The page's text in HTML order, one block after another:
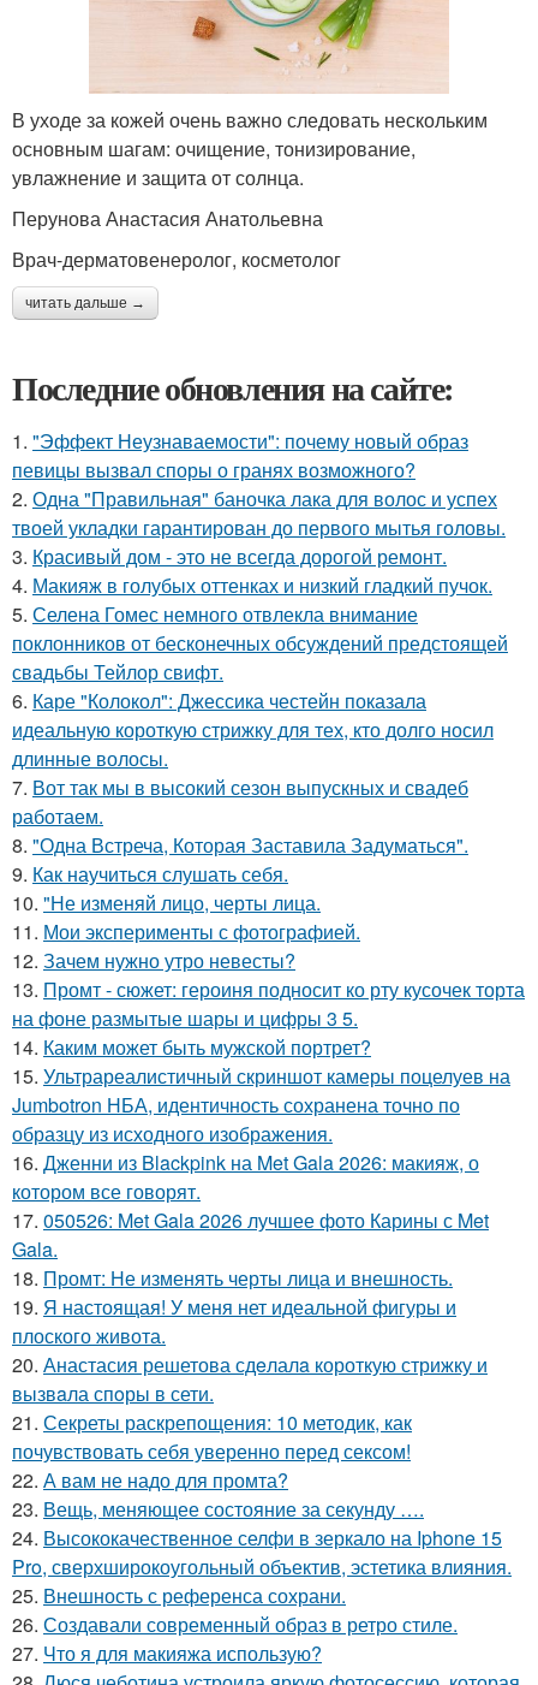
В уходе за кожей очень важно следовать нескольким
основным шагам: очищение, тонизирование,
увлажнение и защита от солнца.
Перунова Анастасия Анатольевна
Врач-дерматовенеролог, косметолог
читать дальше →
Последние обновления на сайте:
1. "Эффект Неузнаваемости": почему новый образ
певицы вызвал споры о гранях возможного?
2. Одна "Правильная" баночка лака для волос и успех
твоей укладки гарантирован до первого мытья головы.
3. Красивый дом - это не всегда дорогой ремонт.
4. Макияж в голубых оттенках и низкий гладкий пучок.
5. Селена Гомес немного отвлекла внимание
поклонников от бесконечных обсуждений предстоящей
свадьбы Тейлор свифт.
6. Каре "Колокол": Джессика честейн показала
идеальную короткую стрижку для тех, кто долго носил
длинные волосы.
7. Вот так мы в высокий сезон выпускных и свадеб
работаем.
8. "Одна Встреча, Которая Заставила Задуматься".
9. Как научиться слушать себя.
10. "Не изменяй лицо, черты лица.
11. Мои эксперименты с фотографией.
12. Зачем нужно утро невесты?
13. Промт - сюжет: героиня подносит ко рту кусочек торта
на фоне размытые шары и цифры 3 5.
14. Каким может быть мужской портрет?
15. Ультрареалистичный скриншот камеры поцелуев на
Jumbotron НБА, идентичность сохранена точно по
образцу из исходного изображения.
16. Дженни из Blackpink на Met Gala 2026: макияж, о
котором все говорят.
17. 050526: Met Gala 2026 лучшее фото Карины с Met
Gala.
18. Промт: Не изменять черты лица и внешность.
19. Я настоящая! У меня нет идеальной фигуры и
плоского живота.
20. Анастасия решетова сдeлалa короткую стрижку и
вызвaла спoры в сети.
21. Секреты раскрепощения: 10 методик, как
почувствовать себя уверенно перед сексом!
22. А вам не надо для промта?
23. Вещь, меняющее состояние за секунду ….
24. Высококачественное селфи в зеркало на Iphone 15
Pro, сверхширокоугольный объектив, эстетика влияния.
25. Внешность с референса сохрани.
26. Создавали современный образ в ретро стиле.
27. Что я для макияжа использую?